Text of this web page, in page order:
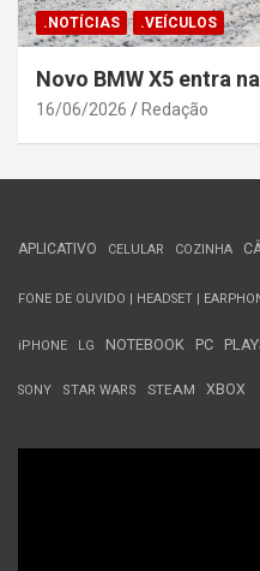
.NOTÍCIAS .VEÍCULOS
Novo BMW X5 entra
16/06/2026 Redação
APLICATIVO CELULAR COZINHA
FONE DE OUVIDO | HEADSET |
iPHONE LG NOTEBOOK PC
SONY STAR WARS STEAM XBOX